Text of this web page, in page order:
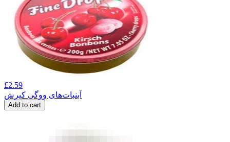
£2.59
آبنبات‌های ووگی کیرش
Add to cart